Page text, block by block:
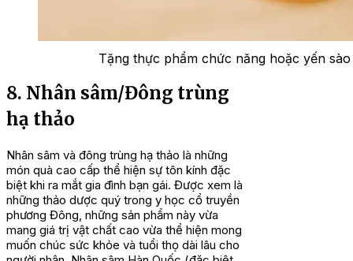
Tặng thực phẩm chức năng hoặc yến
8. Nhân sâm/Đông trùng
hạ thảo
Nhân sâm và đông trùng hạ thảo là những
món quà cao cấp thể hiện sự tôn kính đặc
biệt khi ra mắt gia đình bạn gái. Được xem là
những thảo dược quý trong y học cổ truyền
phương Đông, những sản phẩm này vừa
mang giá trị vật chất cao vừa thể hiện mong
muốn chúc sức khỏe và tuổi thọ dài lâu cho